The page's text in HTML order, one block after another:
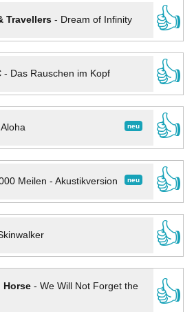
Travellers- Dream of Infinity
👍
- Das Rauschen im Kopf
👍
neu
Aloha
👍
neu
Meilen - Akustikversion
👍
👍
Horse- We Will Not Forget the
👍